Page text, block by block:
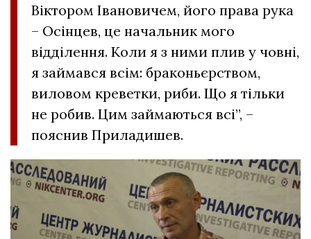
Віктором Івановичем, його права рука
– Осінцев, це начальник мого
відділення. Коли я з ними плив у човні,
я займався всім: браконьєрством,
виловом креветки, риби. Що я тільки
не робив. Цим займаються всі”, –
пояснив Приладишев.